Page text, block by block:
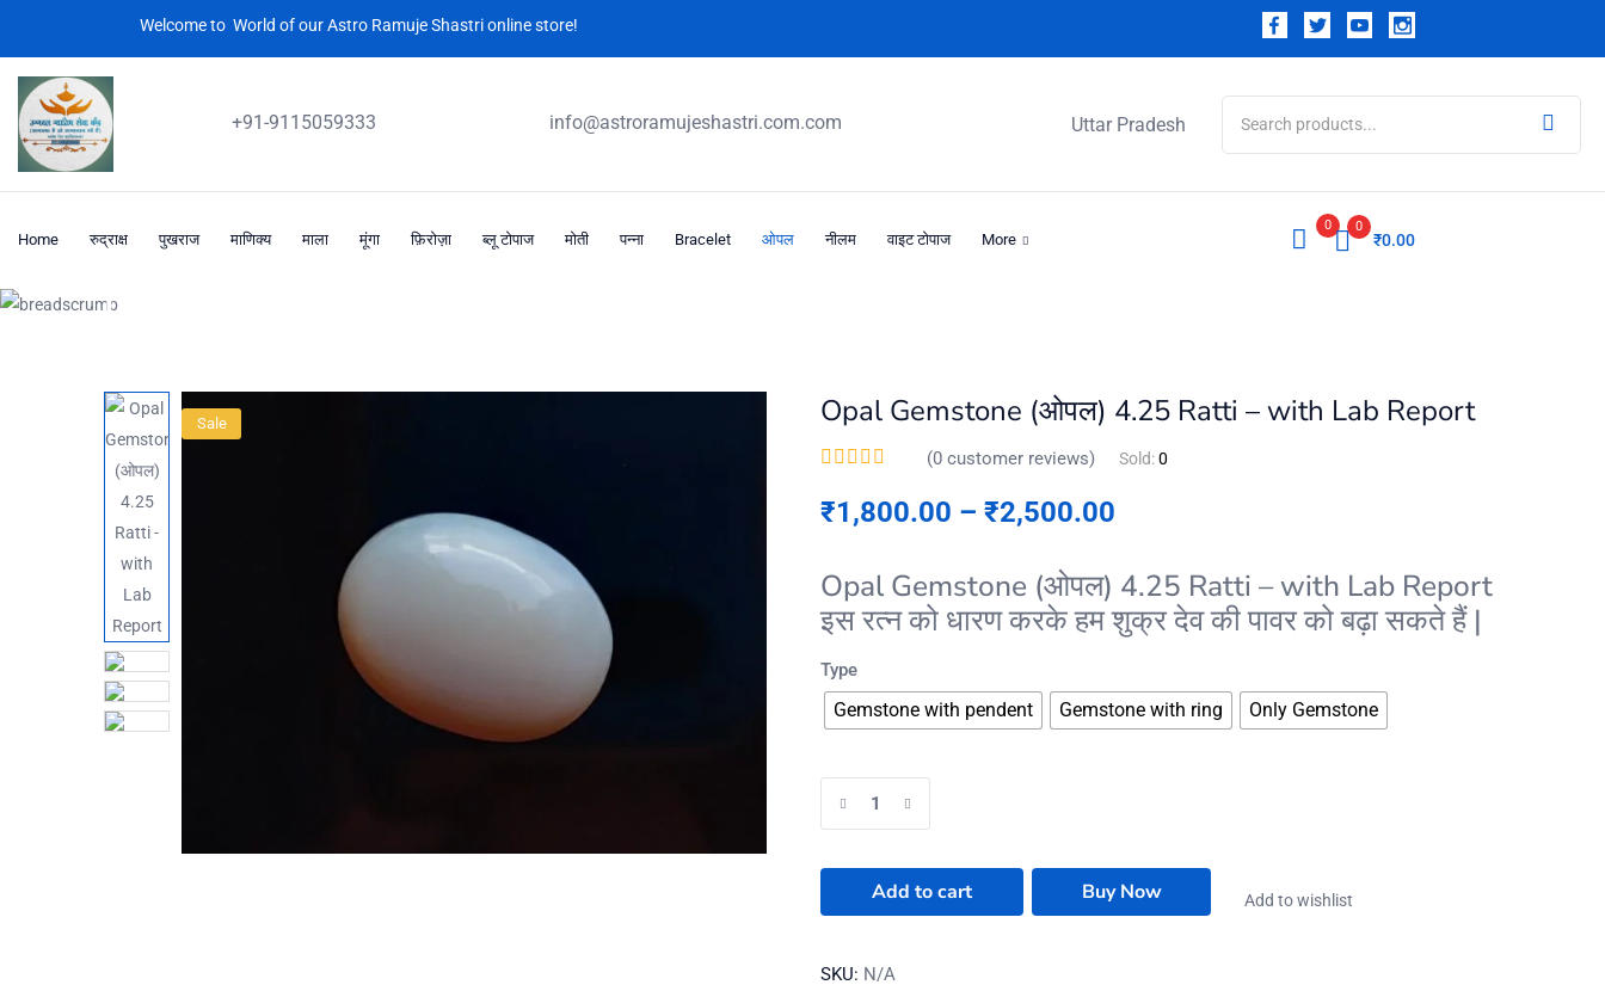
Welcome to World of our Astro Ramuje Shastri online store!
+91-9115059333 info@astroramujeshastri.com.com Uttar Pradesh
Home रुद्राक्ष पुखराज माणिक्य माला मूंगा फ़िरोज़ा ब्लू टोपाज मोती पन्ना Bracelet ओपल नीलम वाइट टोपाज More
0 0
₹0.00
Product
Sale Opal Gemstone (ओपल) 4.25 Ratti – with Lab Report
(0 customer reviews) Sold:0
₹1,800.00 – ₹2,500.00
Opal Gemstone (ओपल) 4.25 Ratti – with Lab Report
इस रत्न को धारण करके हम शुक्र देव की पावर को बढ़ा सकते हैं |
Type
Gemstone with pendent Gemstone with ring Only Gemstone
Add to cart Buy Now Add to wishlist
SKU: N/A